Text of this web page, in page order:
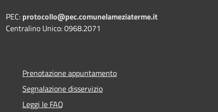
PEC: protocollo@pec.comunelameziaterme.it
Centralino Unico: 0968.2071
Prenotazione appuntamento
Segnalazione disservizio
Leggi le FAQ